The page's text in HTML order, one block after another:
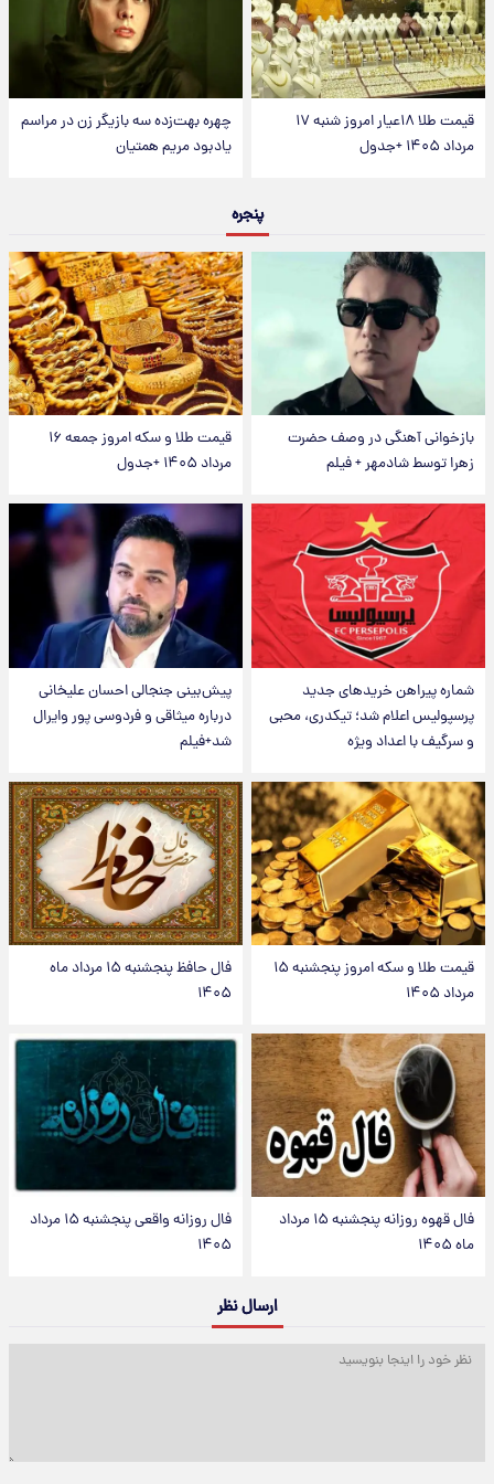
قیمت طلا ۱۸عیار امروز شنبه ۱۷
مرداد ۱۴۰۵ +جدول
چهره بهت‌زده سه بازیگر زن در مراسم
یادبود مریم همتیان
پنجره
بازخوانی آهنگی در وصف حضرت
زهرا توسط شادمهر + فیلم
قیمت طلا و سکه امروز جمعه ۱۶
مرداد ۱۴۰۵ +جدول
شماره پیراهن خریدهای جدید
پرسپولیس اعلام شد؛ تیکدری، محبی
و سرگیف با اعداد ویژه
پیش‌بینی جنجالی احسان علیخانی
درباره میثاقی و فردوسی پور وایرال
شد+فیلم
قیمت طلا و سکه امروز پنجشنبه ۱۵
مرداد ۱۴۰۵
فال حافظ پنجشنبه ۱۵ مرداد ماه
۱۴۰۵
فال قهوه روزانه پنجشنبه ۱۵ مرداد
ماه ۱۴۰۵
فال روزانه واقعی پنجشنبه ۱۵ مرداد
۱۴۰۵
ارسال نظر